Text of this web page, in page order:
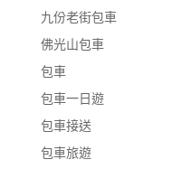
九份老街包車
佛光山包車
包車
包車一日遊
包車接送
包車旅遊